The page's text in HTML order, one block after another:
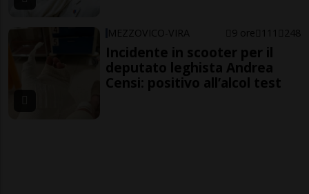
MEZZOVICO-VIRA 9 ore 111 248
Incidente in scooter per il
deputato leghista Andrea
Censi: positivo all’alcol test